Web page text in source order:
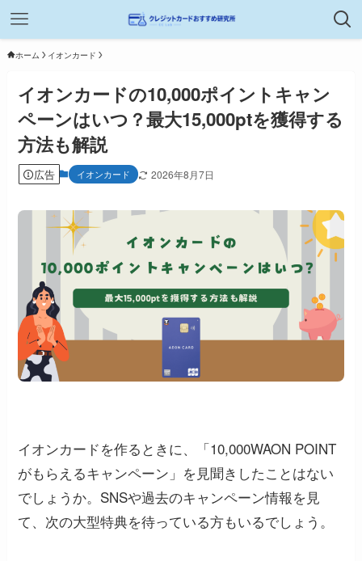
ホーム イオンカード
イオンカードの10,000ポイントキャン
ペーンはいつ？最大15,000ptを獲得する
方法も解説
広告 イオンカード 2026年8月7日
イオンカードを作るときに、「10,000WAON POINT
がもらえるキャンペーン」を見聞きしたことはない
でしょうか。SNSや過去のキャンペーン情報を見
て、次の大型特典を待っている方もいるでしょう。